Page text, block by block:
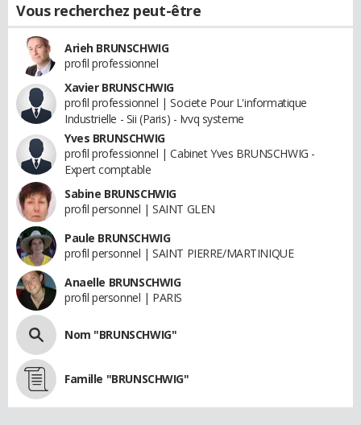
Vous recherchez peut-être
Arieh BRUNSCHWIG
profil professionnel
Xavier BRUNSCHWIG
profil professionnel | Societe Pour L'informatique
Industrielle - Sii (Paris) - Ivvq systeme
Yves BRUNSCHWIG
profil professionnel | Cabinet Yves BRUNSCHWIG -
Expert comptable
Sabine BRUNSCHWIG
profil personnel | SAINT GLEN
Paule BRUNSCHWIG
profil personnel | SAINT PIERRE/MARTINIQUE
Anaelle BRUNSCHWIG
profil personnel | PARIS
Nom "BRUNSCHWIG"
Famille "BRUNSCHWIG"